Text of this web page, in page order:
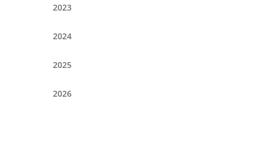
2023
2024
2025
2026